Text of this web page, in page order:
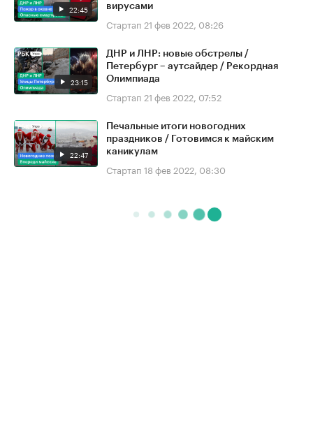
22:45
вирусами
Стартап 21 фев 2022, 08:26
23:15
ДНР и ЛНР: новые обстрелы /
Петербург – аутсайдер / Рекордная
Олимпиада
Стартап 21 фев 2022, 07:52
22:47
Печальные итоги новогодних
праздников / Готовимся к майским
каникулам
Стартап 18 фев 2022, 08:30